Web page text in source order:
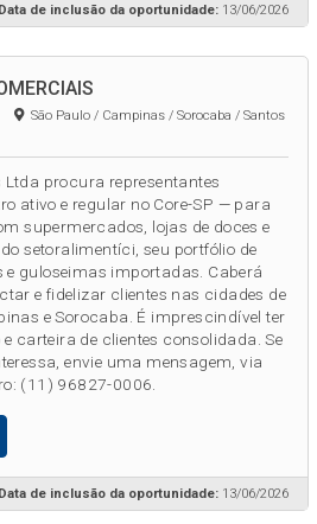
Data de inclusão da oportunidade:13/06/2026
São Paulo / Campinas / Sorocaba / Santos
Ltda procura representantes
ativo e regular no Core-SP — para
supermercados, lojas de doces e
setoralimentíci, seu portfólio de
e guloseimas importadas. Caberá
e fidelizar clientes nas cidades de
e Sorocaba. É imprescindível ter
carteira de clientes consolidada. Se
envie uma mensagem, via
(11) 96827-0006.
Data de inclusão da oportunidade:13/06/2026